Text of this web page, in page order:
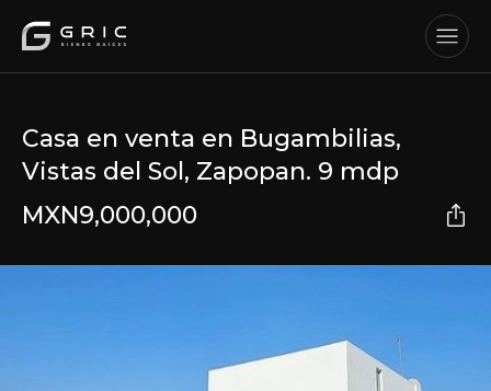
Casa en venta en Bugambilias,
Vistas del Sol, Zapopan. 9 mdp
MXN9,000,000